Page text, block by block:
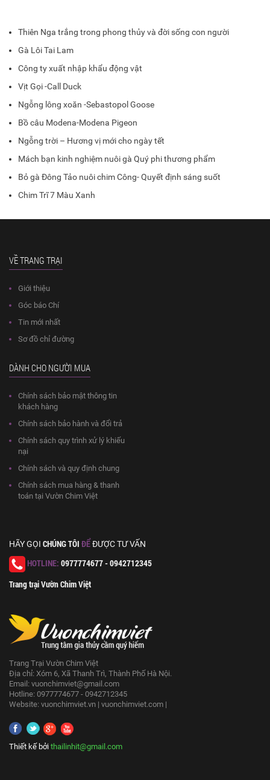
Thiên Nga trắng trong phong thủy và đời sống con người
Gà Lôi Tai Lam
Công ty xuất nhập khẩu động vật
Vịt Gọi -Call Duck
Ngỗng lông xoăn -Sebastopol Goose
Bồ câu Modena-Modena Pigeon
Ngỗng trời – Hương vị mới cho ngày tết
Mách bạn kinh nghiệm nuôi gà Quý phi thương phẩm
Bỏ gà Đông Tảo nuôi chim Công- Quyết định sáng suốt
Chim Trĩ 7 Màu Xanh
VỀ TRANG TRẠI
Giới thiệu
Góc báo Chí
Tin mới nhất
Sơ đồ chỉ đường
DÀNH CHO NGƯỜI MUA
Chính sách bảo mật thông tin
khách hàng
Chính sách bảo hành và đổi trả
Chính sách quy trình xử lý khiếu
nại
Chính sách và quy định chung
Chính sách mua hàng & thanh
toán tại Vườn Chim Việt
HÃY GỌI CHÚNG TÔI ĐỂĐƯỢC TƯ VẤN
HOTLINE: 0977774677 - 0942712345
Trang trại Vườn Chim Việt
Trang Trại Vườn Chim Việt
Địa chỉ: Xóm 6, Xã Thanh Trì, Thành Phố Hà Nội.
Email: vuonchimviet@gmail.com
Hotline: 0977774677 - 0942712345
Website: vuonchimviet.vn | vuonchimviet.com |
Thiết kế bởi thailinhit@gmail.com